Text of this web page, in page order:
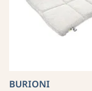
BURIONI